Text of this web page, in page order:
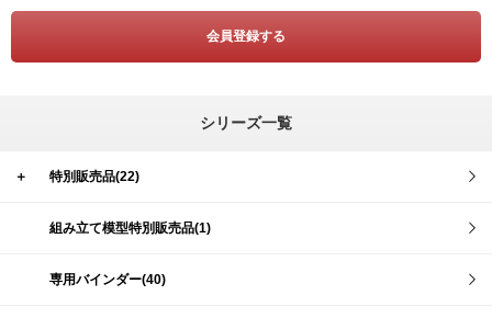
シリーズ一覧
＋ 特別販売品(22)
組み立て模型特別販売品(1)
専用バインダー(40)